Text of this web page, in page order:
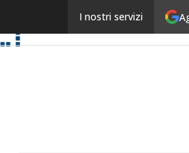
I nostri servizi
Ingenico: conti del 2018